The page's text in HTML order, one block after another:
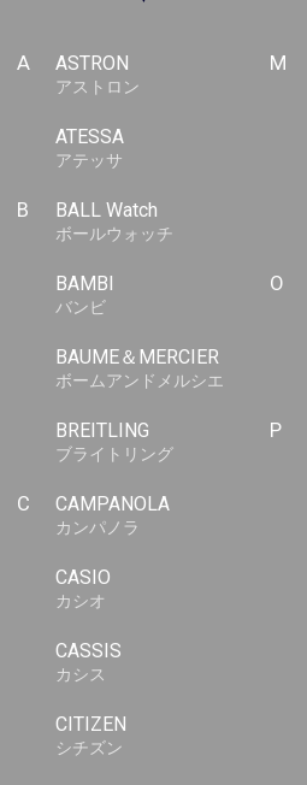
A ASTRON
アストロン
ATESSA
アテッサ
B BALL Watch
ボールウォッチ
BAMBI
バンビ
BAUME＆MERCIER
ボームアンドメルシエ
BREITLING
ブライトリング
C CAMPANOLA
カンパノラ
CASIO
カシオ
CASSIS
カシス
CITIZEN
シチズン
M
O
P